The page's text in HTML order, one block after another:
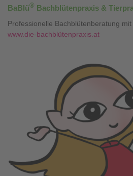
BaBlü® Bachblütenpraxis &
Professionelle Bachblütenberatung mit
www.die-bachblütenpraxis.at